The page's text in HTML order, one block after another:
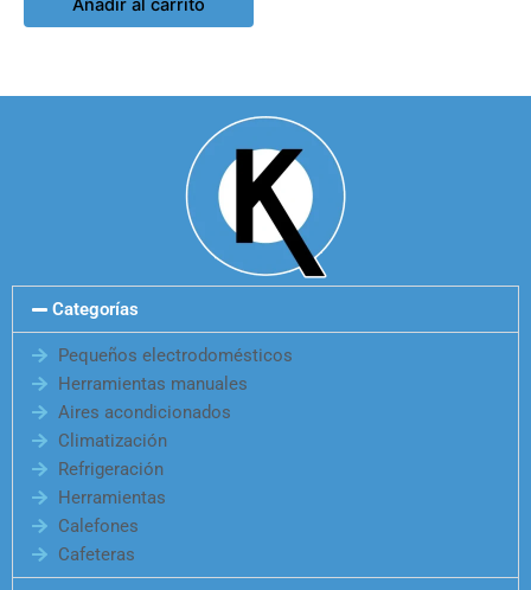
Añadir al carrito
Categorías
Pequeños electrodomésticos
Herramientas manuales
Aires acondicionados
Climatización
Refrigeración
Herramientas
Calefones
Cafeteras